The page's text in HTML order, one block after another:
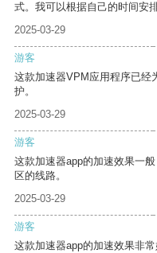
式。我可以根据自己的时间安
2025-03-29
游客
这款加速器VPM应用程序已经
护。
2025-03-29
游客
这款加速器app的加速效果一
区的线路。
2025-03-29
游客
这款加速器app的加速效果非